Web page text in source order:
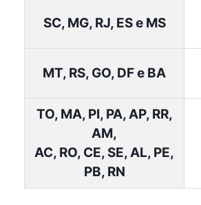
SC, MG, RJ, ES e MS
MT, RS, GO, DF e BA
TO, MA, PI, PA, AP, RR,
AM,
AC, RO, CE, SE, AL, PE,
PB, RN